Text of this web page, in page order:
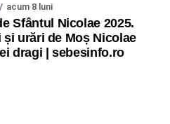
acum 8 luni
Sfântul Nicolae 2025.
și urări de Moș Nicolae
dragi | sebesinfo.ro